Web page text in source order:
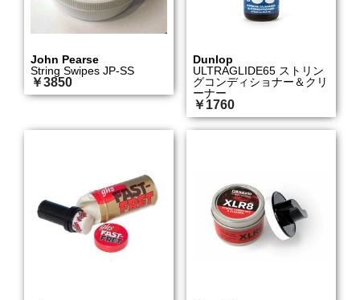
John Pearse
String Swipes JP-SS
￥3850
Dunlop
ULTRAGLIDE65 ストリン
グコンディショナー＆クリ
ーナー
￥1760